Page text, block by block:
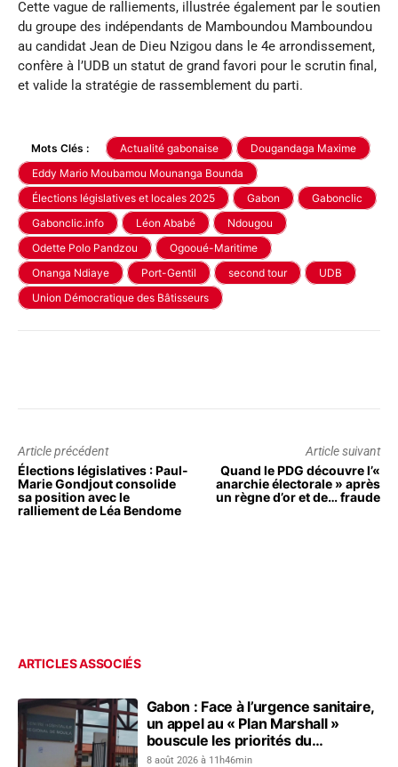
Cette vague de ralliements, illustrée également par le soutien
du groupe des indépendants de Mamboundou Mamboundou
au candidat Jean de Dieu Nzigou dans le 4e arrondissement,
confère à l’UDB un statut de grand favori pour le scrutin final,
et valide la stratégie de rassemblement du parti.
Mots Clés : Actualité gabonaise
Dougandaga Maxime
Eddy Mario Moubamou Mounanga Bounda
Élections législatives et locales 2025
Gabon
Gabonclic
Gabonclic.info
Léon Ababé
Ndougou
Odette Polo Pandzou
Ogooué-Maritime
Onanga Ndiaye
Port-Gentil second tour
UDB
Union Démocratique des Bâtisseurs
Article précédent
Élections législatives : Paul-
Marie Gondjout consolide
sa position avec le
ralliement de Léa Bendome
Article suivant
Quand le PDG découvre l’«
anarchie électorale » après
un règne d’or et de… fraude
ARTICLES ASSOCIÉS
Gabon : Face à l’urgence sanitaire,
un appel au « Plan Marshall »
bouscule les priorités du
gouvernement
8 août 2026 à 11h46min